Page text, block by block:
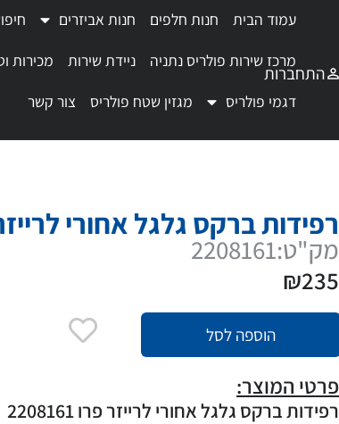
התחברות
עמוד הבית חנות חלפים חנות אביזרים
מרכז שירות פולריס נתניה
ניידת שירות מכירות
דגמי פולריס
מגזין שטח פולריס צור קשר
רפידות ברקס גלגל אחורי
מק"ט:2208161
₪235
הוספה לסל
פרטי המוצר:
רפידות ברקס גלגל אחורי לרייזר פרו 2208161